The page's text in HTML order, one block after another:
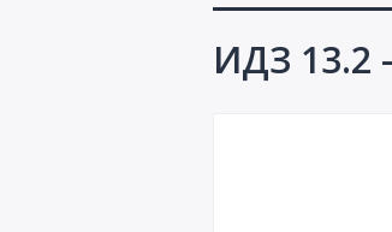
ИДЗ 13.2